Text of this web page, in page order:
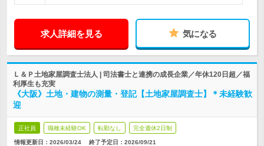
求人詳細を見る 気になる
Ｌ＆Ｐ土地家屋調査士法人 | 司法書士と連携の成長企業／年休120日超／福
利厚生も充実
《大阪》土地・建物の測量・登記【土地家屋調査士】＊未経験歓
迎
正社員 職種未経験OK 転勤なし 完全週休2日制
情報更新日：2026/03/24 終了予定日： 2026/09/21